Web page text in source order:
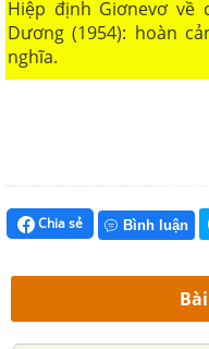
Hiệp định Giơnevơ
Dương (1954): hoàn
nghĩa.
Chia sẻ Bình luận